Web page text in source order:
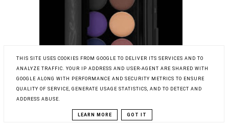
THIS SITE USES COOKIES FROM GOOGLE TO DELIVER ITS SERVICES AND TO
ANALYZE TRAFFIC. YOUR IP ADDRESS AND USER-AGENT ARE SHARED WITH
GOOGLE ALONG WITH PERFORMANCE AND SECURITY METRICS TO ENSURE
QUALITY OF SERVICE, GENERATE USAGE STATISTICS, AND TO DETECT AND
ADDRESS ABUSE.
LEARN MORE GOT IT